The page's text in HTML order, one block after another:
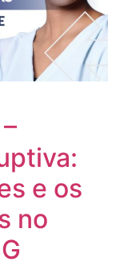
e os
no